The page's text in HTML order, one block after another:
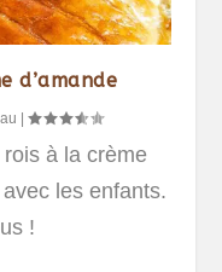
d’amande
|
à la crème
les enfants.
!